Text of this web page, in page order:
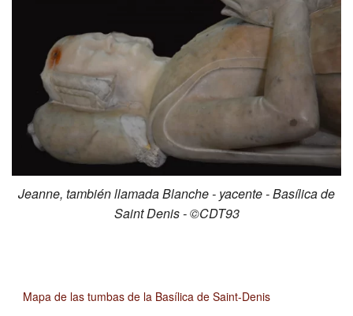
Jeanne, también llamada Blanche - yacente - Basílica de
Saint Denis - ©CDT93
Mapa de las tumbas de la Basílica de Saint-Denis